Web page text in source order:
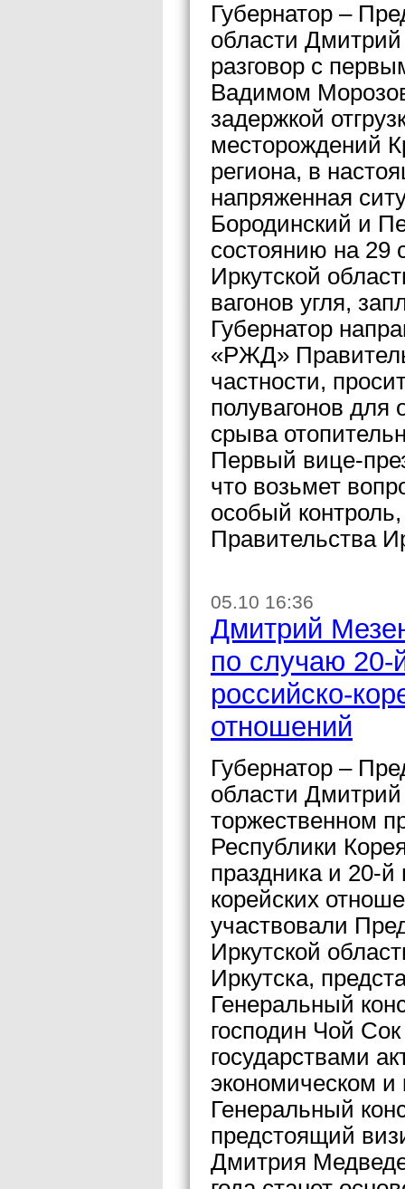
Губернатор –
области
разговор с
Вадимом
задержкой
месторождений
региона, в
напряженная
Бородинский и
состоянию на 29
Иркутской
вагонов угля,
Губернатор
«РЖД»
частности,
полувагонов для
срыва
Первый вице-
что возьмет
особый
Правительства
05.10 16:36
Дмитрий
по случаю 20-
российско-
отношений
Губернатор –
области
торжественном
Республики
праздника и 20-й
корейских
участвовали
Иркутской
Иркутска,
Генеральный
господин Чой
государствами
экономическом и
Генеральный
предстоящий
Дмитрия